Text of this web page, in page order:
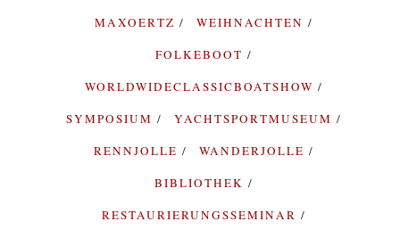
MAXOERTZ
WEIHNACHTEN
FOLKEBOOT
WORLDWIDECLASSICBOATSHOW
SYMPOSIUM
YACHTSPORTMUSEUM
RENNJOLLE
WANDERJOLLE
BIBLIOTHEK
RESTAURIERUNGSSEMINAR